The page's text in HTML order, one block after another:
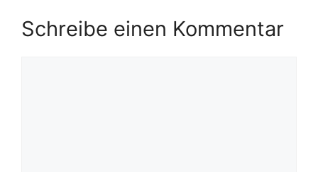
Schreibe einen Kommentar